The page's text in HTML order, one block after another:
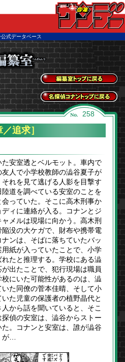
WEBサンデー
式データベース
全事件レポートトッ
プに戻る
名探偵コナントップ
に戻る
258
追求］
安室透とベルモット。車内で
人で小学校教師の澁谷夏子が
れを見て逃げる人影を目撃す
道を調べている安室のことを
っていた。そこに高木刑事か
ィに連絡が入る。コナンとジ
メルは現場に向かう。高木刑
没の大ケガで、財布や携帯電
ンは、そばに落ちていたバッ
紙が入っていたことで、小学
たと推理する。学校にある澁
出たことで、犯行現場は職員
にいた可能性があるのは、澁
た同僚の菅本佳晴、そして小
た児童の保護者の植野晶代と
から話を聞いていると、そこ
偵の安室は、澁谷からストー
。コナンと安室は、誰が澁谷
…